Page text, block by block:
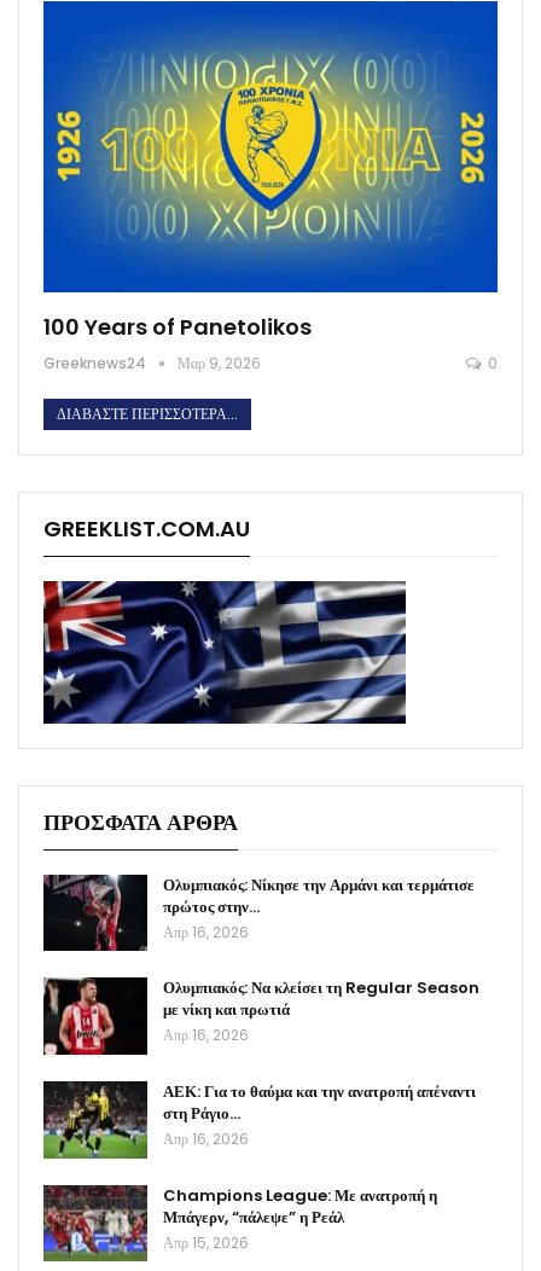
100 Years of Panetolikos
Greeknews24 Μαρ 9, 2026 0
ΔΙΑΒΆΣΤΕ ΠΕΡΙΣΣΌΤΕΡΑ...
GREEKLIST.COM.AU
ΠΡΟΣΦΑΤΑ ΑΡΘΡΑ
Ολυμπιακός: Νίκησε την Αρμάνι και τερμάτισε
πρώτος στην…
Απρ 16, 2026
Ολυμπιακός: Να κλείσει τη Regular Season
με νίκη και πρωτιά
Απρ 16, 2026
ΑΕΚ: Για το θαύμα και την ανατροπή απέναντι
στη Ράγιο…
Απρ 16, 2026
Champions League: Με ανατροπή η
Μπάγερν, “πάλεψε” η Ρεάλ
Απρ 15, 2026